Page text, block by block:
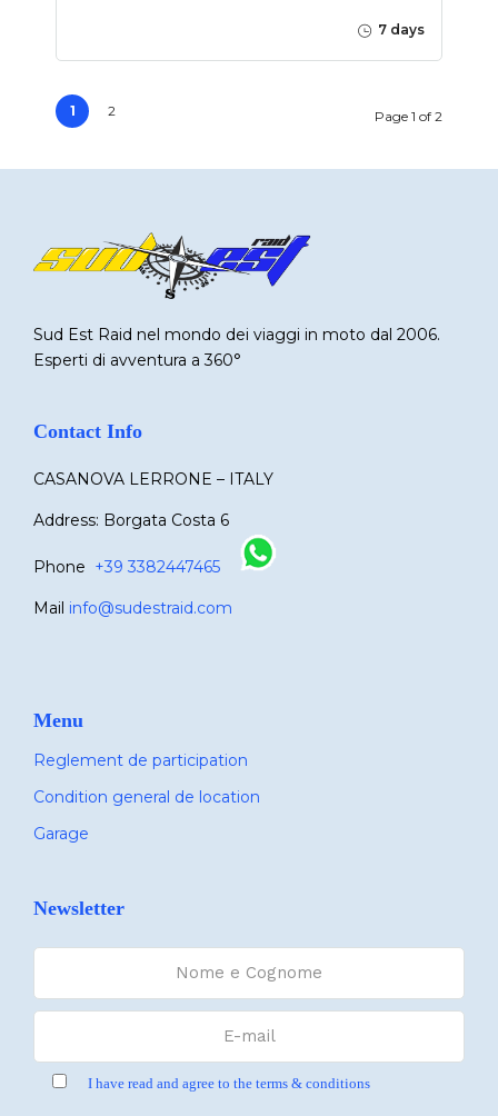
7 days
1 2 Page 1 of 2
Sud Est Raid nel mondo dei viaggi in moto dal 2006.
Esperti di avventura a 360°
Contact Info
CASANOVA LERRONE – ITALY
Address: Borgata Costa 6
Phone +39 3382447465
Mail info@sudestraid.com
Menu
Reglement de participation
Condition general de location
Garage
Newsletter
I have read and agree to the terms & conditions